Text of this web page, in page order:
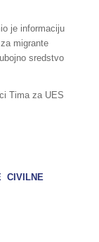
je informaciju
migrante
sredstvo
Tima za UES
CIVILNE